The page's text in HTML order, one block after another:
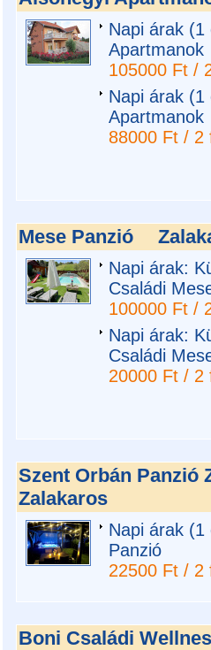
Napi árak (1
Apartmanok
105000 Ft /
Napi árak (1
Apartmanok
88000 Ft / 2
Mese Panzió
Napi árak:
Családi
100000 Ft /
Napi árak:
Családi
20000 Ft / 2
Szent Orbán Panzió
Zalakaros
Napi árak
Panzió
22500 Ft / 2
Boni Családi